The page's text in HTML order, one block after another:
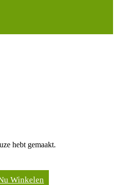
hebt gemaakt.
Winkelen